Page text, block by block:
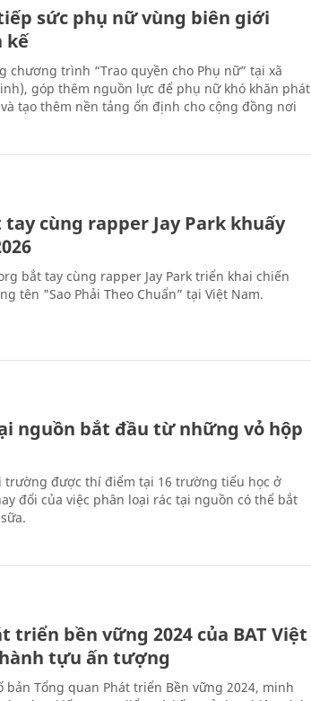
sức phụ nữ vùng biên giới
kế
chương trình “Trao quyền cho Phụ nữ” tại xã
góp thêm nguồn lực để phụ nữ khó khăn phát
tạo thêm nền tảng ổn định cho cộng đồng nơi
cùng rapper Jay Park khuấy
bắt tay cùng rapper Jay Park triển khai chiến
tên "Sao Phải Theo Chuẩn” tại Việt Nam.
nguồn bắt đầu từ những vỏ hộp
trường được thí điểm tại 16 trường tiểu học ở
đổi của việc phân loại rác tại nguồn có thể bắt
triển bền vững 2024 của BAT Việt
tựu ấn tượng
bản Tổng quan Phát triển Bền vững 2024, minh